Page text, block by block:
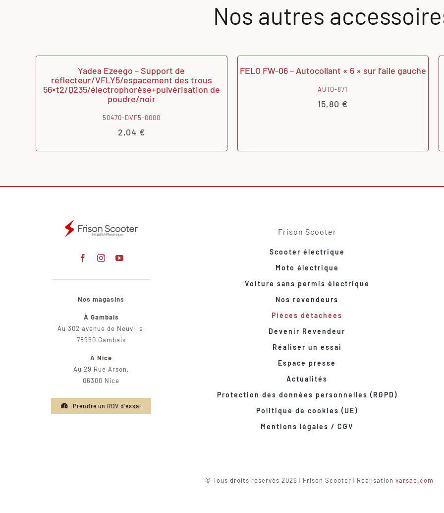
Nos autres
Yadea Ezeego – Support de
réflecteur/VFLY5/espacement des trous
56×t2/Q235/électrophorèse+pulvérisation de
poudre/noir
50470-DVF5-0000
2,04 €
FELO FW-06 – Autocollant « 6 » sur l’aile gauche
AUTO-871
15,80 €
Nos magasins
À Gambais
Au 302 avenue de Neuville,
78950 Gambais
À Nice
Au 29 Rue Arson,
06300 Nice
Prendre un RDV d'essai
Frison Scooter
Scooter électrique
Moto électrique
Voiture sans permis électrique
Nos revendeurs
Pièces détachées
Devenir Revendeur
Réaliser un essai
Espace presse
Actualités
Protection des données personnelles (RGPD)
Politique de cookies (UE)
Mentions légales / CGV
© Tous droits réservés 2026 | Frison Scooter | Réalisation varsac.com